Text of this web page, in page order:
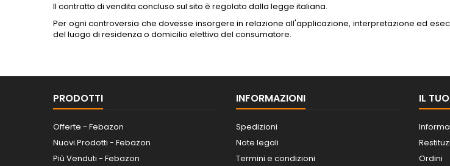
Il contratto di vendita concluso sul sito è regolato dalla legge italiana.
Per ogni controversia che dovesse insorgere in relazione all'applicazione, interpretazione ed
del luogo di residenza o domicilio elettivo del consumatore.
PRODOTTI
Offerte - Febazon
Nuovi Prodotti - Febazon
Più Venduti - Febazon
INFORMAZIONI
Spedizioni
Note legali
Termini e condizioni
IL
Ordini